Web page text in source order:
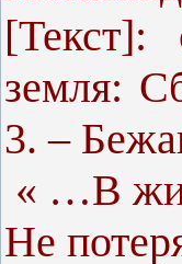
земля:
3. –
« …В
Не